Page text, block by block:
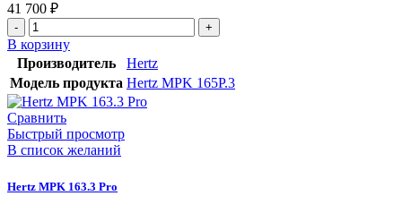
41 700 ₽
Количество
товара
Hertz
MPK
165P.3
В корзину
Производитель
Hertz
Модель продукта Hertz MPK 165P.3
Сравнить
Быстрый просмотр
В список желаний
Hertz MPK 163.3 Pro